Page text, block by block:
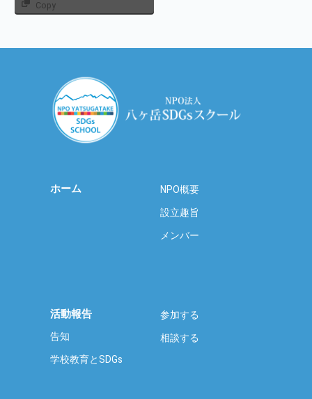
Copy
ホーム NPO概要
設立趣旨
メンバー
活動報告
告知
学校教育とSDGs
参加する
相談する